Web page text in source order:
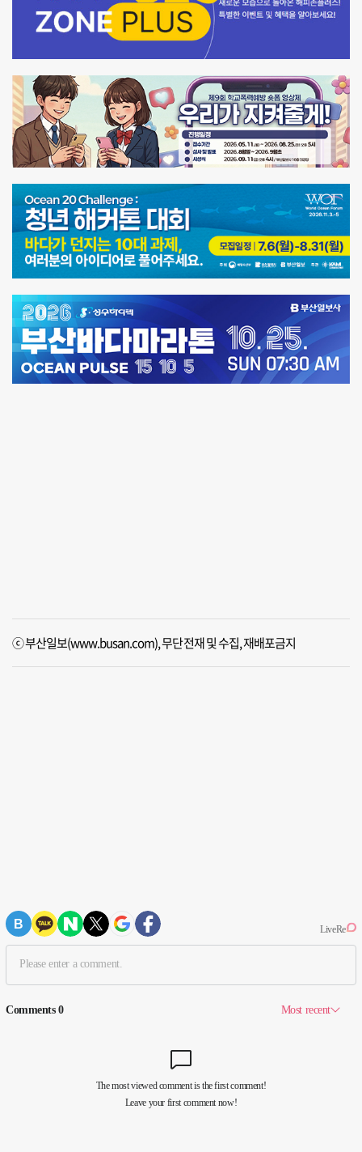
ⓒ 부산일보(www.busan.com), 무단전재 및 수집, 재배포금지